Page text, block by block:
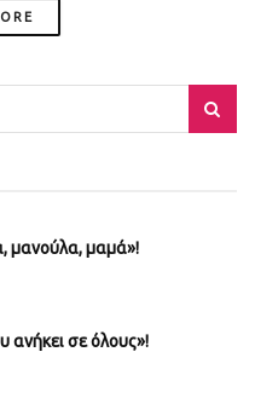
μανούλα, μαμά»!
ανήκει σε όλους»!